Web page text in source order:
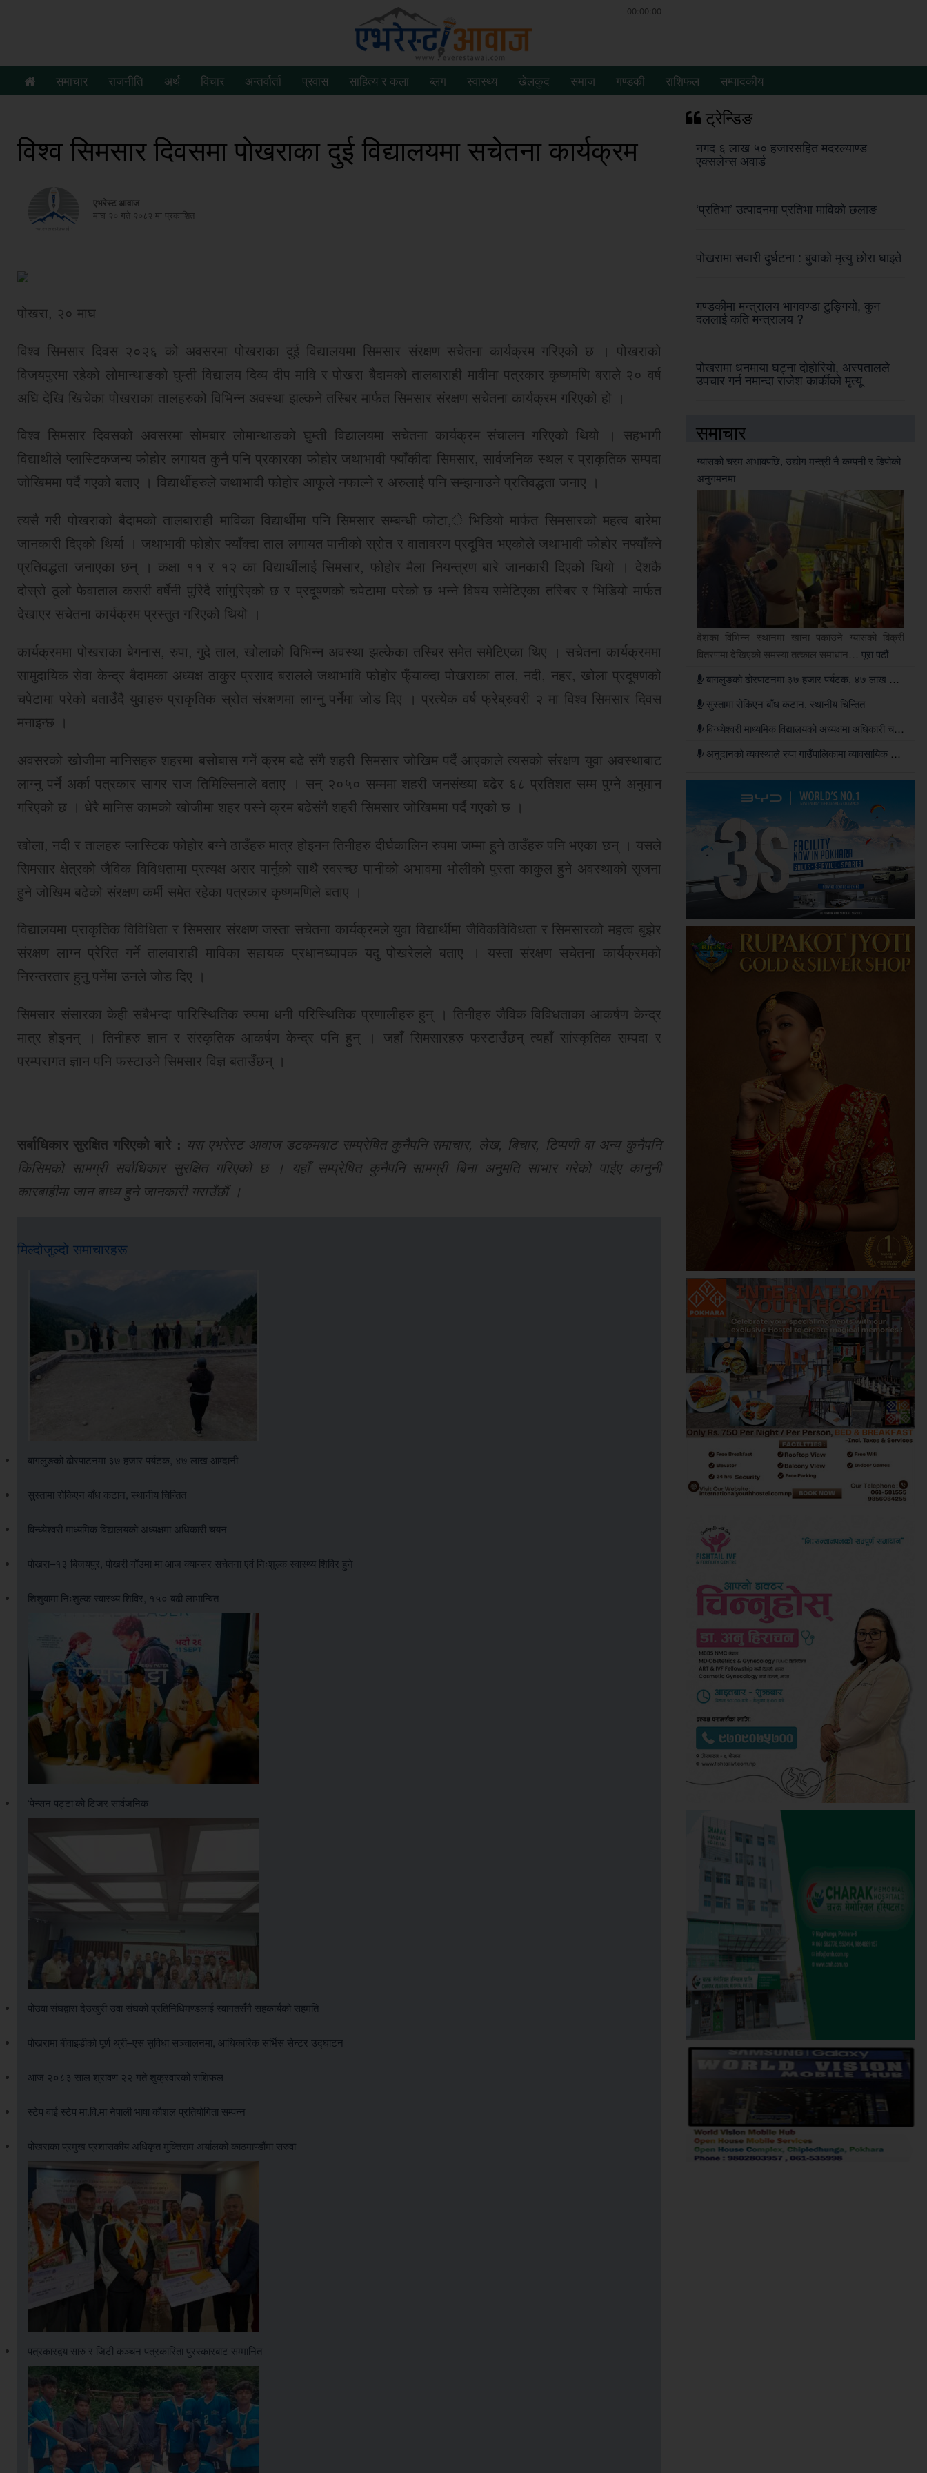
00:00:00
समाचार राजनीति अर्थ विचार अन्तर्वार्ता प्रवास साहित्य र कला ब्लग स्वास्थ्य खेलकुद समाज गण्डकी राशिफल सम्पादकीय
विश्व सिमसार दिवसमा पोखराका दुई विद्यालयमा सचेतना कार्यक्रम
एभरेस्ट आवाज
माघ २० गते २०८२ मा प्रकाशित
पोखरा, २० माघ
विश्व सिमसार दिवस २०२६ को अवसरमा पोखराका दुई विद्यालयमा सिमसार संरक्षण सचेतना कार्यक्रम गरिएको छ । पोखराको
विजयपुरमा रहेको लोमान्थाङको घुम्ती विद्यालय दिव्य दीप मावि र पोखरा बैदामको तालबाराही मावीमा पत्रकार कृष्णमणि बराले २० वर्ष
अघि देखि खिचेका पोखराका तालहरुको विभिन्न अवस्था झल्कने तस्बिर मार्फत सिमसार संरक्षण सचेतना कार्यक्रम गरिएको हो ।
विश्व सिमसार दिवसको अवसरमा सोमबार लोमान्थाङको घुम्ती विद्यालयमा सचेतना कार्यक्रम संचालन गरिएको थियो । सहभागी
विद्याथीले प्लास्टिकजन्य फोहोर लगायत कुनै पनि प्रकारका फोहोर जथाभावी फ्याँकीदा सिमसार, सार्वजनिक स्थल र प्राकृतिक सम्पदा
जोखिममा पर्दै गएको बताए । विद्यार्थीहरुले जथाभावी फोहोर आफूले नफाल्ने र अरुलाई पनि सम्झनाउने प्रतिवद्धता जनाए ।
त्यसै गरी पोखराको बैदामको तालबाराही माविका विद्यार्थीमा पनि सिमसार सम्बन्धी फोटा,े भिडियो मार्फत सिमसारको महत्व बारेमा
जानकारी दिएको थिर्या । जथाभावी फोहोर फ्याँक्दा ताल लगायत पानीको स्रोत र वातावरण प्रदूषित भएकोले जथाभावी फोहोर नफ्याँक्ने
प्रतिवद्धता जनाएका छन् । कक्षा ११ र १२ का विद्यार्थीलाई सिमसार, फोहोर मैला नियन्त्रण बारे जानकारी दिएको थियो । देशकै
दोस्रो ठूलो फेवाताल कसरी वर्षेनी पुरिदै सांगुरिएको छ र प्रदूषणको चपेटामा परेको छ भन्ने विषय समेटिएका तस्बिर र भिडियो मार्फत
देखाएर सचेतना कार्यक्रम प्रस्तुत गरिएको थियो ।
कार्यक्रममा पोखराका बेगनास, रुपा, गुदे ताल, खोलाको विभिन्न अवस्था झल्केका तस्बिर समेत समेटिएका थिए । सचेतना कार्यक्रममा
सामुदायिक सेवा केन्द्र बैदामका अध्यक्ष ठाकुर प्रसाद बरालले जथाभावि फोहोर फ्ँयाक्दा पोखराका ताल, नदी, नहर, खोला प्रदूषणको
चपेटामा परेको बताउँदै युवाहरु प्राकृतिक स्रोत संरक्षणमा लाग्नु पर्नेमा जोड दिए । प्रत्येक वर्ष फ्रेब्रुवरी २ मा विश्व सिमसार दिवस
मनाइन्छ ।
अवसरको खोजीमा मानिसहरु शहरमा बसोबास गर्ने क्रम बढे संगै शहरी सिमसार जोखिम पर्दै आएकाले त्यसको संरक्षण युवा अवस्थाबाट
लाग्नु पर्ने अर्का पत्रकार सागर राज तिमिल्सिनाले बताए । सन् २०५० सम्ममा शहरी जनसंख्या बढेर ६८ प्रतिशत सम्म पुग्ने अनुमान
गरिएको छ । धेरै मानिस कामको खोजीमा शहर पस्ने क्रम बढेसंगै शहरी सिमसार जोखिममा पर्दै गएको छ ।
खोला, नदी र तालहरु प्लास्टिक फोहोर बग्ने ठाउँहरु मात्र होइनन तिनीहरु दीर्घकालिन रुपमा जम्मा हुने ठाउँहरु पनि भएका छन् । यसले
सिमसार क्षेत्रको जैविक विविधतामा प्रत्यक्ष असर पार्नुको साथै स्वस्च्छ पानीको अभावमा भोलीको पुस्ता काकुल हुने अवस्थाको सृजना
हुने जोखिम बढेको संरक्षण कर्मी समेत रहेका पत्रकार कृष्णमणिले बताए ।
विद्यालयमा प्राकृतिक विविधिता र सिमसार संरक्षण जस्ता सचेतना कार्यक्रमले युवा विद्यार्थीमा जैविकविविधता र सिमसारको महत्व बुझेर
संरक्षण लाग्न प्रेरित गर्ने तालवाराही माविका सहायक प्रधानध्यापक यदु पोखरेलले बताए । यस्ता संरक्षण सचेतना कार्यक्रमको
निरन्तरतार हुनु पर्नेमा उनले जोड दिए ।
सिमसार संसारका केही सबैभन्दा पारिस्थितिक रुपमा धनी परिस्थितिक प्रणालीहरु हुन् । तिनीहरु जैविक विविधताका आकर्षण केन्द्र
मात्र होइनन् । तिनीहरु ज्ञान र संस्कृतिक आकर्षण केन्द्र पनि हुन् । जहाँ सिमसारहरु फस्टाउँछन् त्यहाँ सांस्कृतिक सम्पदा र
परम्परागत ज्ञान पनि फस्टाउने सिमसार विज्ञ बताउँछन् ।
सर्बाधिकार सुरक्षित गरिएको बारे : यस एभरेस्ट आवाज डटकमबाट सम्प्रेषित कुनैपनि समाचार, लेख, बिचार, टिप्पणी वा अन्य कुनैपनि
किसिमको सामग्री सर्वाधिकार सुरक्षित गरिएको छ । यहाँ सम्प्रेषित कुनैपनि सामग्री बिना अनुमति साभार गरेको पाईए कानुनी
कारबाहीमा जान बाध्य हुने जानकारी गराउँछौं ।
मिल्दोजुल्दो समाचारहरू
बागलुङको ढोरपाटनमा ३७ हजार पर्यटक, ४७ लाख आम्दानी
सुस्तामा रोकिएन बाँध कटान, स्थानीय चिन्तित
विन्ध्येश्वरी माध्यमिक विद्यालयको अध्यक्षमा अधिकारी चयन
पोखरा–१३ बिजयपुर, पोखरी गाँउमा मा आज क्यान्सर सचेतना एवं निःशुल्क स्वास्थ्य शिविर हुने
शिशुवामा निःशुल्क स्वास्थ्य शिविर, १५० बढी लाभान्वित
‘पेन्सन पट्टा’को टिजर सार्वजनिक
पोउवा संघद्वारा देउखुरी उवा संघको प्रतिनिधिमण्डलाई स्वागतसँगै सहकार्यको सहमति
पोखरामा बीवाइडीको पूर्ण थ्री–एस सुविधा सञ्चालनमा, आधिकारिक सर्भिस सेन्टर उद्घाटन
आज २०८३ साल श्रावण २२ गते शुक्रवारको राशिफल
स्टेप वाई स्टेप मा.वि.मा नेपाली भाषा कौशल प्रतियोगिता सम्पन्न
पोखराका प्रमुख प्रशासकीय अधिकृत मुक्तिराम अर्यालको काठमाण्डौंमा सरुवा
पत्रकारद्वय सारु र जिटी कञ्चन पत्रकारिता पुरस्कारबाट सम्मानित
ट्रेन्डिङ
नगद ६ लाख ५० हजारसहित मदरल्याण्ड
एक्सलेन्स अवार्ड
‘प्रतिभा’ उत्पादनमा प्रतिभा माविको छलाङ
पोखरामा सवारी दुर्घटना : बुवाको मृत्यु छोरा घाइते
गण्डकीमा मन्त्रालय भागवण्डा टुङ्गियो, कुन
दललाई कति मन्त्रालय ?
पोखरामा धनमाया घट्ना दोहोरियो, अस्पतालले
उपचार गर्न नमान्दा राजेश कार्कीको मृत्यू
समाचार
ग्यासको चरम अभावपछि, उद्योग मन्त्री नै कम्पनी र डिपोको
अनुगमनमा
देशका विभिन्न स्थानमा खाना पकाउने ग्यासको बिक्री
वितरणमा देखिएको समस्या तत्काल समाधान… पूरा पढौं
बागलुङको ढोरपाटनमा ३७ हजार पर्यटक, ४७ लाख आम्दानी
सुस्तामा रोकिएन बाँध कटान, स्थानीय चिन्तित
विन्ध्येश्वरी माध्यमिक विद्यालयको अध्यक्षमा अधिकारी चयन
अनुदानको व्यवस्थाले रुपा गाउँपालिकामा व्यावसायिक पशुपालन गर्ने किसानको संख्या बढ्दो